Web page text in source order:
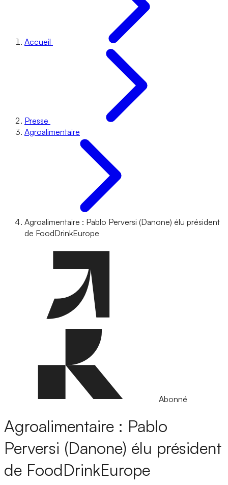
Accueil
Presse
Agroalimentaire
Agroalimentaire : Pablo Perversi (Danone) élu président
de FoodDrinkEurope
Abonné
Agroalimentaire : Pablo
Perversi (Danone) élu président
de FoodDrinkEurope